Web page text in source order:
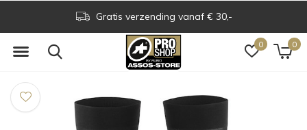
0 0
Gratis verzending vanaf € 30,-